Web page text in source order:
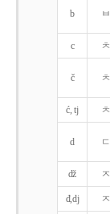
b ㅂ
c ㅊ
č ㅊ
ć, tj ㅊ
d ㄷ
dž ㅈ
đ,dj ㅈ